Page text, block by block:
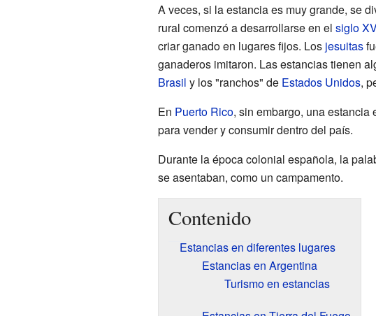
A veces, si la estancia es muy grande, se
rural comenzó a desarrollarse en el siglo
criar ganado en lugares fijos. Los jesuitas
ganaderos imitaron. Las estancias tienen
Brasil y los "ranchos" de Estados Unidos,
En Puerto Rico, sin embargo, una estancia
para vender y consumir dentro del país.
Durante la época colonial española, la
se asentaban, como un campamento.
Contenido
Estancias en diferentes lugares
Estancias en Argentina
Turismo en estancias